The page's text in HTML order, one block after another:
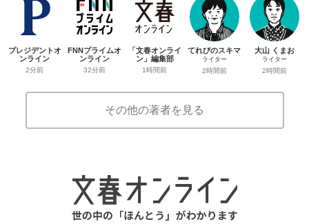
プレジデントオ
ンライン
2分前
FNNプライムオ
ンライン
32分前
「文春オンライ
ン」編集部
1時間前
てれびのスキマ
ライター
2時間前
大山 くまお
ライター
2時間前
その他の著者を見る